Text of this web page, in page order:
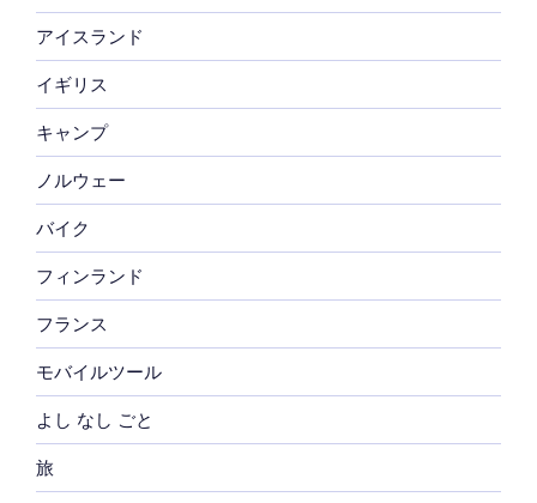
アイスランド
イギリス
キャンプ
ノルウェー
バイク
フィンランド
フランス
モバイルツール
よし なし ごと
旅